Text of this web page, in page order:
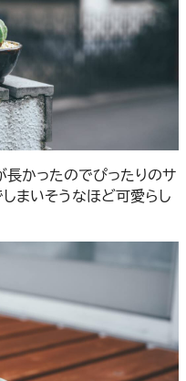
長かったのでぴったりのサ
まいそうなほど可愛らし